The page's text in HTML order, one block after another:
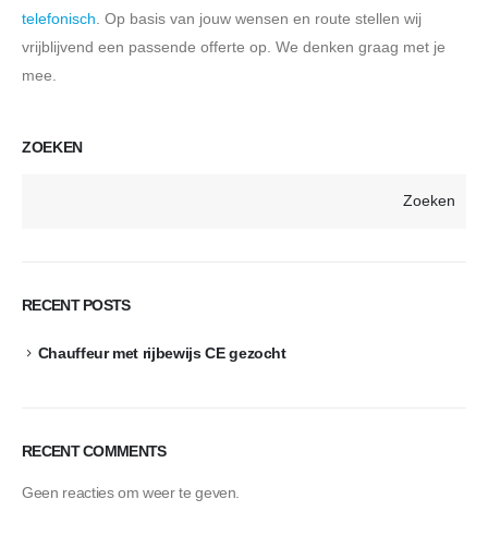
telefonisch . Op basis van jouw wensen en route stellen wij
vrijblijvend een passende offerte op. We denken graag met je
mee.
ZOEKEN
Zoeken
RECENT POSTS
Chauffeur met rijbewijs CE gezocht
RECENT COMMENTS
Geen reacties om weer te geven.